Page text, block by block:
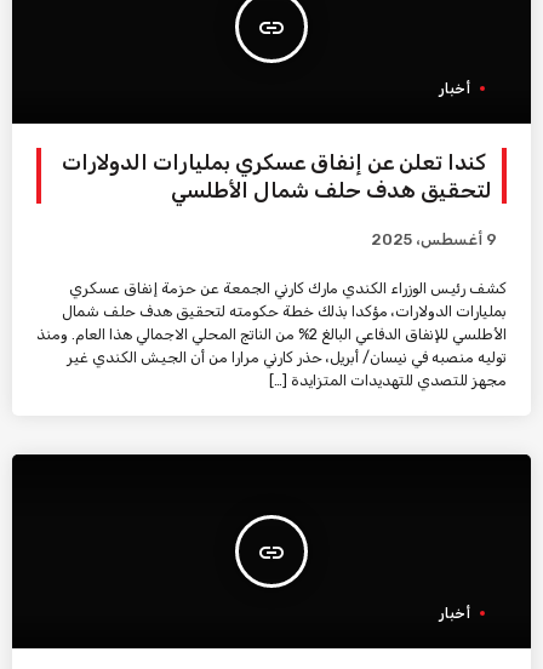
insert_link
أخبار
كندا تعلن عن إنفاق عسكري بمليارات الدولارات
لتحقيق هدف حلف شمال الأطلسي
9 أغسطس، 2025
كشف رئيس الوزراء الكندي مارك كارني الجمعة عن حزمة إنفاق عسكري
بمليارات الدولارات، مؤكدا بذلك خطة حكومته لتحقيق هدف حلف شمال
الأطلسي للإنفاق الدفاعي البالغ 2% من الناتج المحلي الاجمالي هذا العام. ومنذ
توليه منصبه في نيسان/ أبريل، حذر كارني مرارا من أن الجيش الكندي غير
مجهز للتصدي للتهديدات المتزايدة […]
insert_link
أخبار